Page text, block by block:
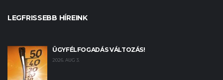
LEGFRISSEBB HÍREINK
ÜGYFÉLFOGADÁS VÁLTOZÁS!
2026. AUG 3.